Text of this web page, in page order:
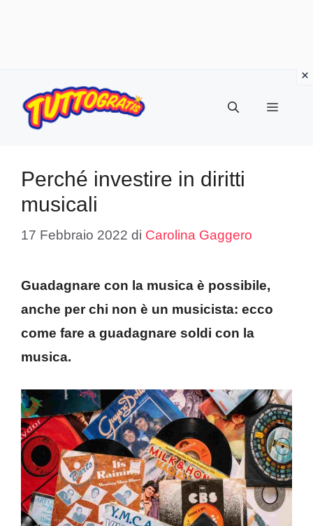
contenuto
Menu
Perché investire in diritti
musicali
17 Febbraio 2022 di Carolina Gaggero
Guadagnare con la musica è possibile,
anche per chi non è un musicista: ecco
come fare a guadagnare soldi con la
musica.